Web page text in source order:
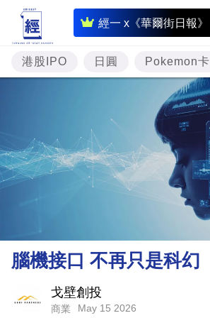
經一 x《華爾街日報》
即
時
財
經
投
資
理
財
商
業
港股IPO 日圓 Pokemon卡
腦機接口 不再只是科幻
戈壁創投
商業 May 15 2026